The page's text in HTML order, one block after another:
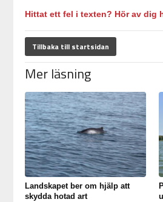
Hittat ett fel i texten? Hör av dig
Tillbaka till startsidan
Mer läsning
Landskapet ber om hjälp att
skydda hotad art